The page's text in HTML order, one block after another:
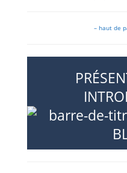
– haut de